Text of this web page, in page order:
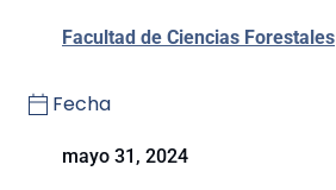
Facultad de Ciencias Forestales
Fecha
mayo 31, 2024